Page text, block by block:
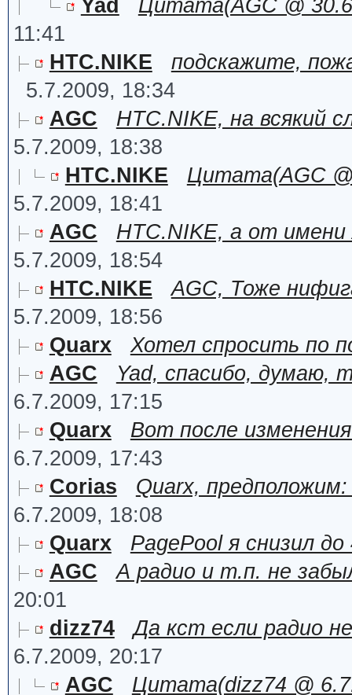
Yad
Цитата(AGC @
11:41
HTC.NIKE
подскажите,
5.7.2009, 18:34
AGC
HTC.NIKE, на всякий
5.7.2009, 18:38
HTC.NIKE
Цитата(AGC
5.7.2009, 18:41
AGC
HTC.NIKE, а от
5.7.2009, 18:54
HTC.NIKE
AGC, Тоже
5.7.2009, 18:56
Quarx
Хотел спросить по
AGC
Yad, спасибо, думаю,
6.7.2009, 17:15
Quarx
Вот после
6.7.2009, 17:43
Corias
Quarx,
6.7.2009, 18:08
Quarx
PagePool я снизил
AGC
А радио и т.п. не
20:01
dizz74
Да кст если радио
6.7.2009, 20:17
AGC
Цитата(dizz74 @